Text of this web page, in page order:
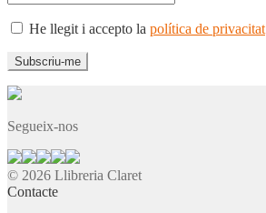
He llegit i accepto la política de privacitat
Segueix-nos
© 2026 Llibreria Claret
Contacte